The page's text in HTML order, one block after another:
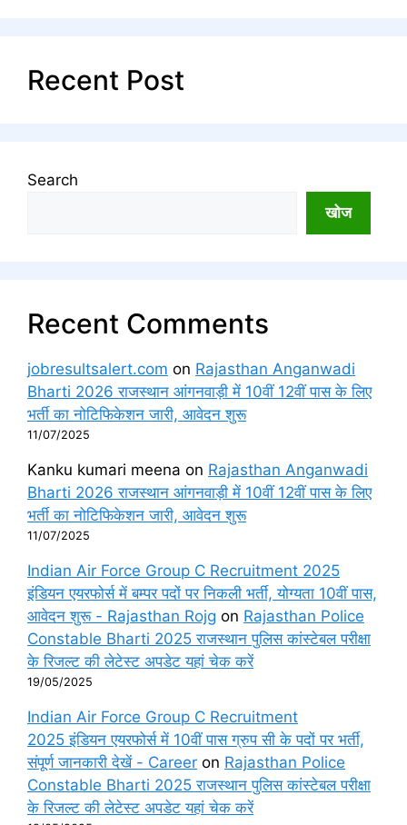
Recent Post
Search
खोज
Recent Comments
jobresultsalert.com on Rajasthan Anganwadi
Bharti 2026 राजस्थान आंगनवाड़ी में 10वीं 12वीं पास के लिए
भर्ती का नोटिफिकेशन जारी, आवेदन शुरू
11/07/2025
Kanku kumari meena on Rajasthan Anganwadi
Bharti 2026 राजस्थान आंगनवाड़ी में 10वीं 12वीं पास के लिए
भर्ती का नोटिफिकेशन जारी, आवेदन शुरू
11/07/2025
Indian Air Force Group C Recruitment 2025
इंडियन एयरफोर्स में बम्पर पदों पर निकली भर्ती, योग्यता 10वीं पास,
आवेदन शुरू - Rajasthan Rojg on Rajasthan Police
Constable Bharti 2025 राजस्थान पुलिस कांस्टेबल परीक्षा
के रिजल्ट की लेटेस्ट अपडेट यहां चेक करें
19/05/2025
Indian Air Force Group C Recruitment
2025 इंडियन एयरफोर्स में 10वीं पास ग्रुप सी के पदों पर भर्ती,
संपूर्ण जानकारी देखें - Career on Rajasthan Police
Constable Bharti 2025 राजस्थान पुलिस कांस्टेबल परीक्षा
के रिजल्ट की लेटेस्ट अपडेट यहां चेक करें